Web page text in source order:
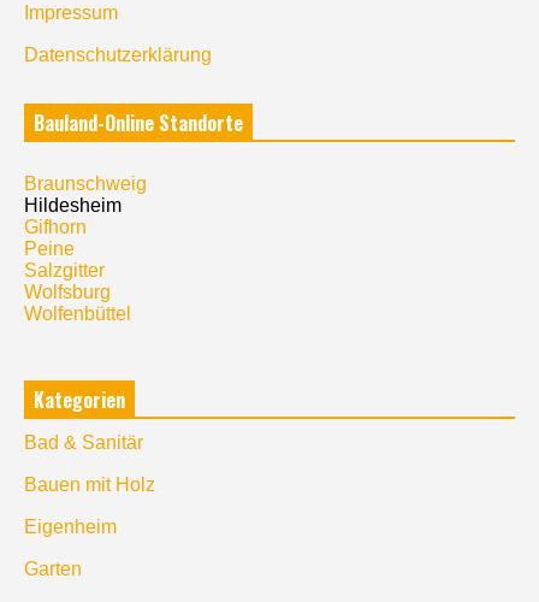
Impressum
Datenschutzerklärung
Bauland-Online Standorte
Braunschweig
Hildesheim
Gifhorn
Peine
Salzgitter
Wolfsburg
Wolfenbüttel
Kategorien
Bad & Sanitär
Bauen mit Holz
Eigenheim
Garten